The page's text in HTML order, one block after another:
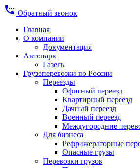
settings_phone Обратный звонок
Главная
О компании
Документация
Автопарк
Газель
Грузоперевозки по России
Переезды
Офисный переезд
Квартирный переезд
Дачный переезд
Военный переезд
Междугородние
Для бизнеса
Рефрижераторные
Опасные грузы
Перевозки грузов